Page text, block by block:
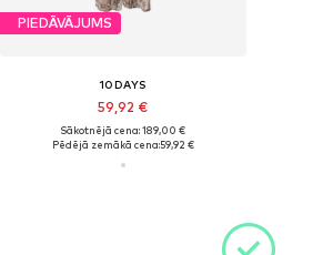
PIEDĀVĀJUMS
10DAYS
59,92 €
Sākotnējā cena: 189,00 €
Pēdējā zemākā cena:59,92 €